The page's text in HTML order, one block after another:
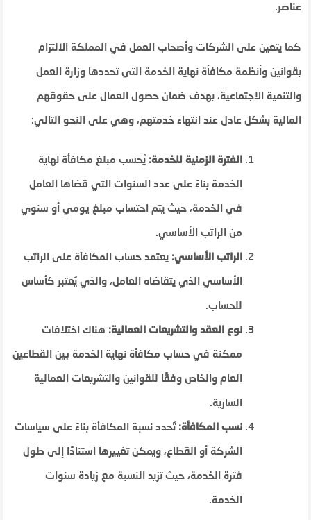
عناصر.
كما يتعين على الشركات وأصحاب العمل في المملكة الالتزام
بقوانين وأنظمة مكافأة نهاية الخدمة التي تحددها وزارة العمل
والتنمية الاجتماعية، بهدف ضمان حصول العمال على حقوقهم
المالية بشكل عادل عند انتهاء خدمتهم، وهي على النحو التالي:
الفترة الزمنية للخدمة: يُحسب مبلغ مكافأة نهاية
الخدمة بناءً على عدد السنوات التي قضاها العامل
في الخدمة، حيث يتم احتساب مبلغ يومي أو سنوي
من الراتب الأساسي.
الراتب الأساسي: يعتمد حساب المكافأة على الراتب
الأساسي الذي يتقاضاه العامل، والذي يُعتبر كأساس
للحساب.
نوع العقد والتشريعات العمالية: هناك اختلافات
ممكنة في حساب مكافأة نهاية الخدمة بين القطاعين
العام والخاص وفقًا للقوانين والتشريعات العمالية
السارية.
نسب المكافأة: تُحدد نسبة المكافأة بناءً على سياسات
الشركة أو القطاع، ويمكن تغييرها استنادًا إلى طول
فترة الخدمة، حيث تزيد النسبة مع زيادة سنوات
الخدمة.